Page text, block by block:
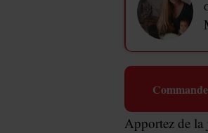
Apportez de la